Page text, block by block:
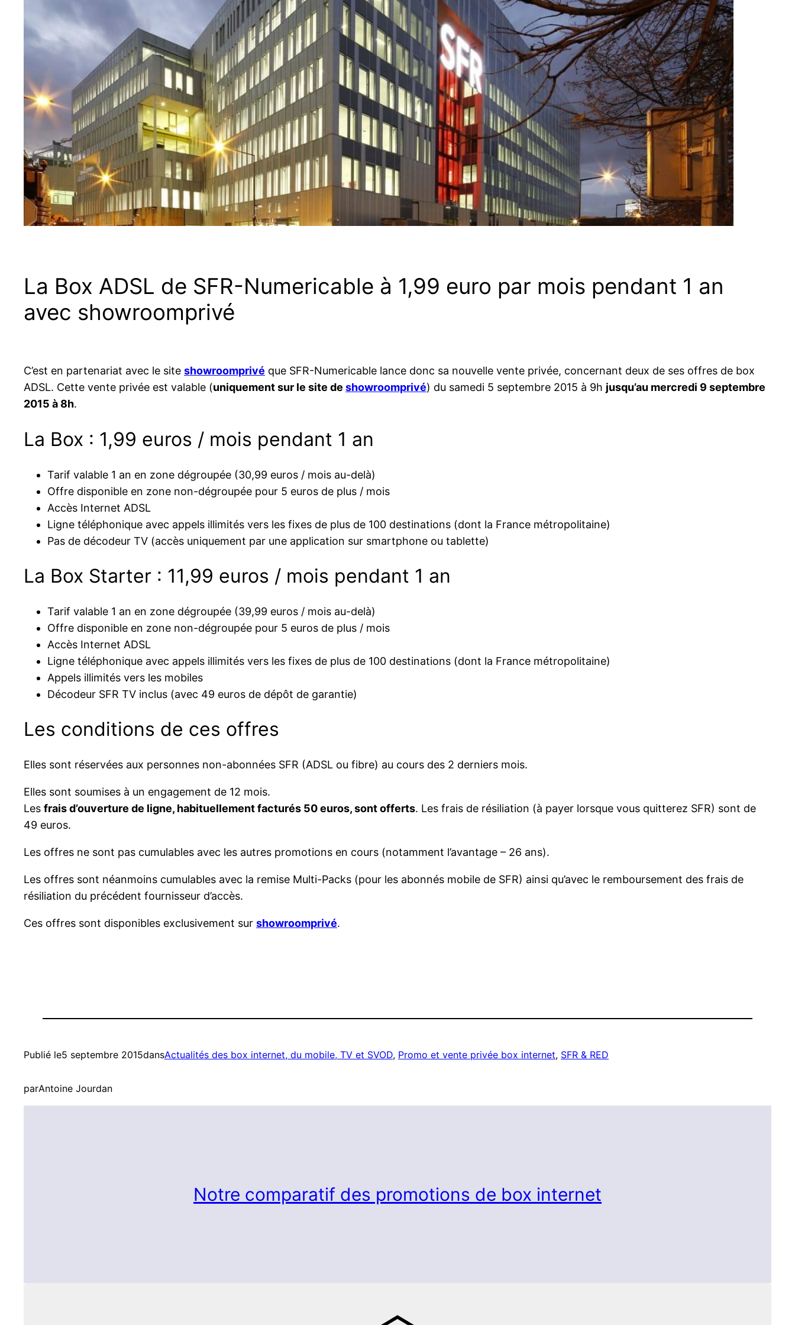
La Box ADSL de SFR-Numericable à 1,99 euro par mois pendant 1 an
avec showroomprivé
C’est en partenariat avec le site showroomprivé que SFR-Numericable lance donc sa nouvelle vente privée, concernant deux de ses offres de box
ADSL. Cette vente privée est valable (uniquement sur le site de showroomprivé) du samedi 5 septembre 2015 à 9h jusqu’au mercredi 9 septembre
2015 à 8h.
La Box : 1,99 euros / mois pendant 1 an
Tarif valable 1 an en zone dégroupée (30,99 euros / mois au-delà)
Offre disponible en zone non-dégroupée pour 5 euros de plus / mois
Accès Internet ADSL
Ligne téléphonique avec appels illimités vers les fixes de plus de 100 destinations (dont la France métropolitaine)
Pas de décodeur TV (accès uniquement par une application sur smartphone ou tablette)
La Box Starter : 11,99 euros / mois pendant 1 an
Tarif valable 1 an en zone dégroupée (39,99 euros / mois au-delà)
Offre disponible en zone non-dégroupée pour 5 euros de plus / mois
Accès Internet ADSL
Ligne téléphonique avec appels illimités vers les fixes de plus de 100 destinations (dont la France métropolitaine)
Appels illimités vers les mobiles
Décodeur SFR TV inclus (avec 49 euros de dépôt de garantie)
Les conditions de ces offres
Elles sont réservées aux personnes non-abonnées SFR (ADSL ou fibre) au cours des 2 derniers mois.
Elles sont soumises à un engagement de 12 mois.
Les frais d’ouverture de ligne, habituellement facturés 50 euros, sont offerts. Les frais de résiliation (à payer lorsque vous quitterez SFR) sont de
49 euros.
Les offres ne sont pas cumulables avec les autres promotions en cours (notamment l’avantage – 26 ans).
Les offres sont néanmoins cumulables avec la remise Multi-Packs (pour les abonnés mobile de SFR) ainsi qu’avec le remboursement des frais de
résiliation du précédent fournisseur d’accès.
Ces offres sont disponibles exclusivement sur showroomprivé.
Publié le5 septembre 2015dansActualités des box internet, du mobile, TV et SVOD, Promo et vente privée box internet, SFR & RED
parAntoine Jourdan
Notre comparatif des promotions de box internet